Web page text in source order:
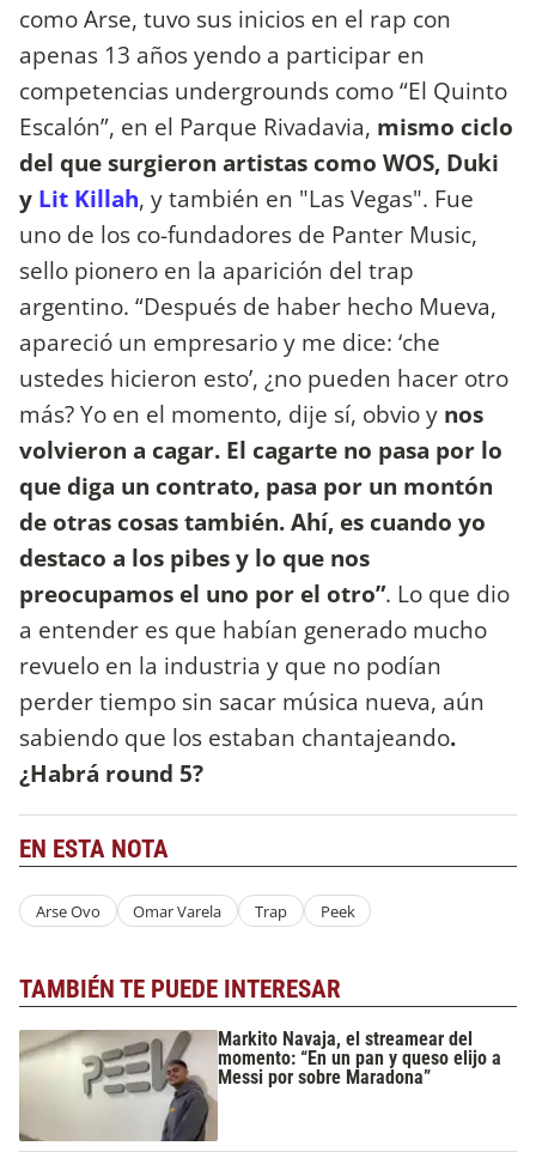
como Arse, tuvo sus inicios en el rap con
apenas 13 años yendo a participar en
competencias undergrounds como “El Quinto
Escalón”, en el Parque Rivadavia, mismo ciclo
del que surgieron artistas como WOS, Duki
y Lit Killah, y también en "Las Vegas". Fue
uno de los co-fundadores de Panter Music,
sello pionero en la aparición del trap
argentino. “Después de haber hecho Mueva,
apareció un empresario y me dice: ‘che
ustedes hicieron esto’, ¿no pueden hacer otro
más? Yo en el momento, dije sí, obvio y nos
volvieron a cagar. El cagarte no pasa por lo
que diga un contrato, pasa por un montón
de otras cosas también. Ahí, es cuando yo
destaco a los pibes y lo que nos
preocupamos el uno por el otro”. Lo que dio
a entender es que habían generado mucho
revuelo en la industria y que no podían
perder tiempo sin sacar música nueva, aún
sabiendo que los estaban chantajeando.
¿Habrá round 5?
EN ESTA NOTA
Arse Ovo Omar Varela Trap Peek
TAMBIÉN TE PUEDE INTERESAR
Markito Navaja, el streamear del
momento: “En un pan y queso elijo a
Messi por sobre Maradona”